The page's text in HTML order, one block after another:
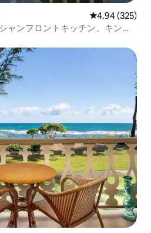
レビュー325
4.94 (325)
ャンフロントキッチン、キング
す。